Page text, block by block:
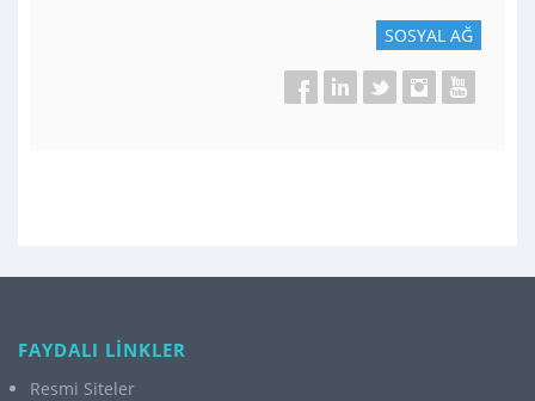
SOSYAL AĞ
FAYDALI LİNKLER
Resmi Siteler